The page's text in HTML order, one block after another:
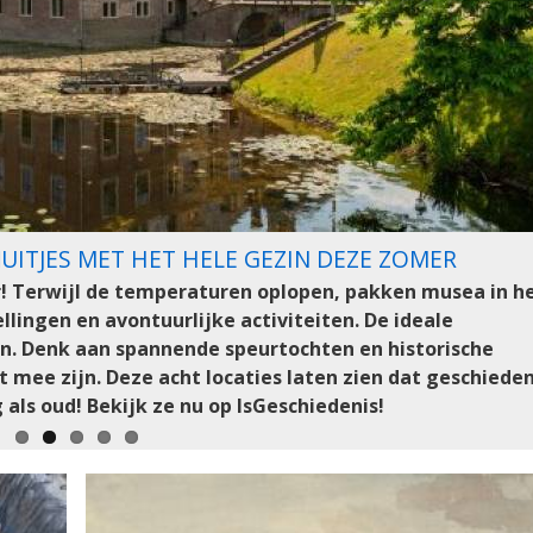
OPNIEUW EEN GROOTS ROMEINENFESTIVAL
het Gallo-Romeins Museum in Tongeren (België, 20
opnieuw het decor van een groots
MET HET HELE GEZIN DEZE ZOMER
Terwijl de temperaturen oplopen, pakken musea in
en avontuurlijke activiteiten. De ideale
Denk aan spannende speurtochten en historische
zijn. Deze acht locaties laten zien dat
oud! Bekijk ze nu op IsGeschiedenis!
MAGAZINE VOL HISTORISCHE
tot een sensationele archeologische Oranje-vondst in
DRENTS MUSEUM DEELS TERUGGEVONDEN
goudschat is deels terecht. Het OM bevestigt dat
gevonden. Maar om welke topstukken ging het precies
GROTE?
op van onoverwinnelijke legers, gigantische
is het lot van zijn lichaam een van de meest
geschiedenis. Ondanks eeuwen van speurwerk en
rustplaats van de grootste veroveraar aller tijden